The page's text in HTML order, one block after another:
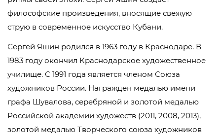
философские произведения, вносящие свежую
струю в современное искусство Кубани.
Сергей Яшин родился в 1963 году в Краснодаре. В
1983 году окончил Краснодарское художественное
училище. С 1991 года является членом Союза
художников России. Награжден медалью имени
графа Шувалова, серебряной и золотой медалью
Российской академии художеств (2011, 2008, 2013),
золотой медалью Творческого союза художников